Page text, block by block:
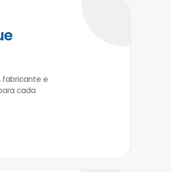
fabricante e
cada